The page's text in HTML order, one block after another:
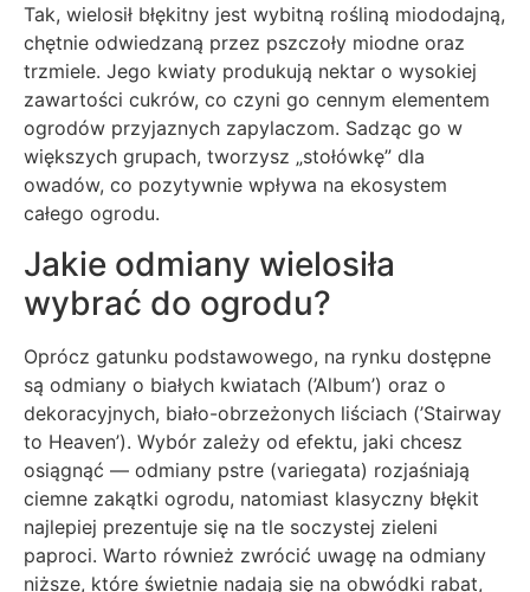
Tak, wielosił błękitny jest wybitną rośliną miododajną,
chętnie odwiedzaną przez pszczoły miodne oraz
trzmiele. Jego kwiaty produkują nektar o wysokiej
zawartości cukrów, co czyni go cennym elementem
ogrodów przyjaznych zapylaczom. Sadząc go w
większych grupach, tworzysz „stołówkę” dla
owadów, co pozytywnie wpływa na ekosystem
całego ogrodu.
Jakie odmiany wielosiła
wybrać do ogrodu?
Oprócz gatunku podstawowego, na rynku dostępne
są odmiany o białych kwiatach (’Album’) oraz o
dekoracyjnych, biało-obrzeżonych liściach (’Stairway
to Heaven’). Wybór zależy od efektu, jaki chcesz
osiągnąć — odmiany pstre (variegata) rozjaśniają
ciemne zakątki ogrodu, natomiast klasyczny błękit
najlepiej prezentuje się na tle soczystej zieleni
paproci. Warto również zwrócić uwagę na odmiany
niższe, które świetnie nadają się na obwódki rabat,